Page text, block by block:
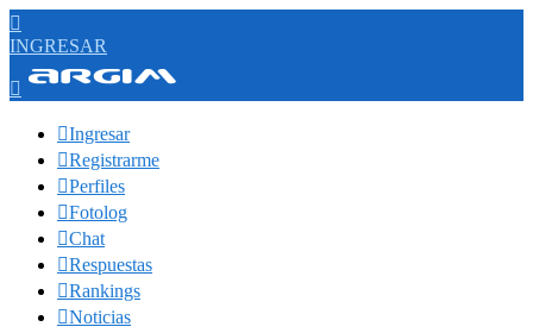

INGRESAR

Ingresar
Registrarme
Perfiles
Fotolog
Chat
Respuestas
Rankings
Noticias